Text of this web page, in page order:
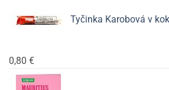
Tyčinka Karobová v
0,80 €